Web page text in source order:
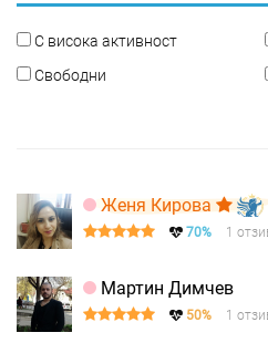
С висока активност
Свободни
Женя Кирова
70% 1
Мартин Димчев
50% 1